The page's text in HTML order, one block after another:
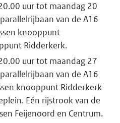
uur tot maandag 20
van de A16
knooppunt
Ridderkerk.
uur tot maandag 27
van de A16
knooppunt Ridderkerk
Eén rijstrook van de
Feijenoord en Centrum.